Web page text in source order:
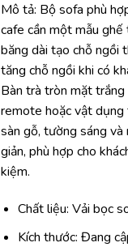
Mô tả: Bộ sofa phù
cafe cần một mẫu
băng dài tạo chỗ ngồi
tăng chỗ ngồi khi có
Bàn trà tròn mặt
remote hoặc vật dụng
sàn gỗ, tường sáng và
giản, phù hợp cho
kiệm.
Chất liệu: Vải bọc
Kích thước: Đang